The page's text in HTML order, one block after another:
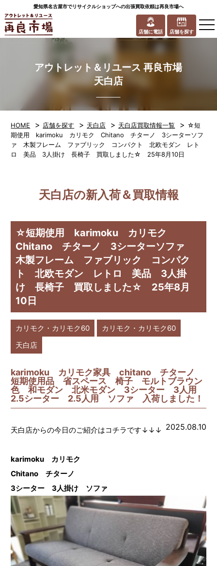
愛知県名古屋市でリサイクルショップへの出張買取依頼は再良市場へ
店舗に電話 店舗を探す
アウトレット＆リユース 再良市場
天白店
HOME > 店舗を探す > 天白店 > 天白店買取情報一覧 > ☆短
期使用 karimoku カリモク Chitano チターノ 3シーターソフ
ァ 木製フレーム ファブリック コンパクト 北欧モダン レト
ロ 美品 3人掛け 長椅子 買取しました☆ 25年8月10日
天白店の新入荷＆買取情報
☆短期使用 karimoku カリモク
Chitano チターノ 3シーターソファ
木製フレーム ファブリック コンパク
ト 北欧モダン レトロ 美品 3人掛
け 長椅子 買取しました☆ 25年8月
10日
カリモク・カリモク60
カリモク・カリモク60
天白店
karimoku カリモク家具 chitano チターノ
短期使用品 省スペース 椅子 モルトブラウン
色 和モダン 北米モダン 3シーター 3人用
2.5シーター 2.5人用 ソファ 入荷しました！
2025.08.10
天白店からの今日のご紹介はコチラです↓↓↓
karimoku カリモク
Chitano チターノ
3シーター 3人掛け ソファ